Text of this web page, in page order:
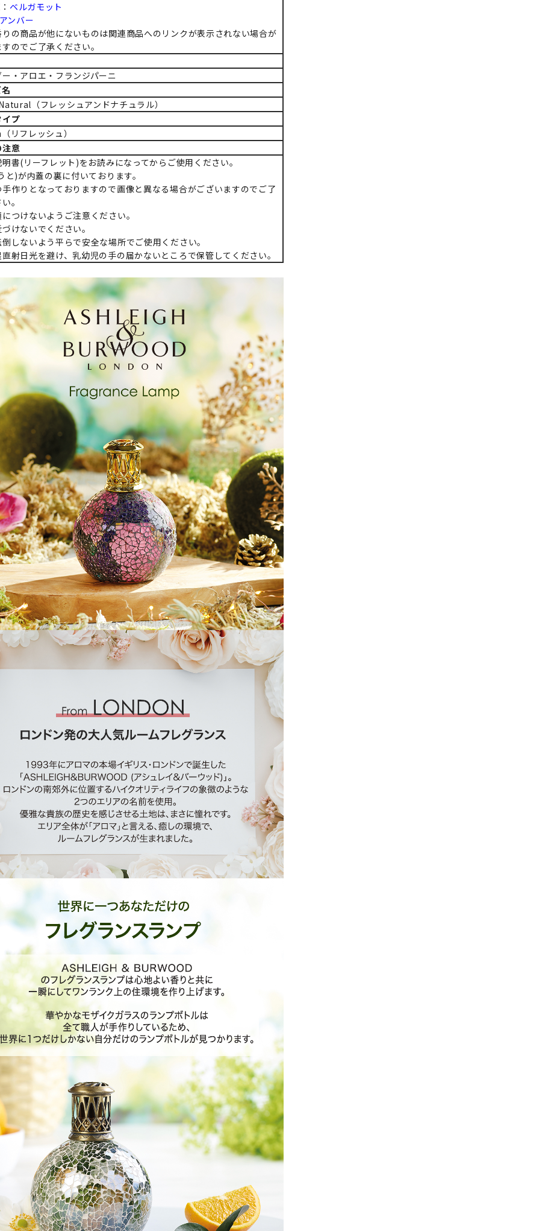
ベルガモット
アンバー
の商品が他にないものは関連商品へのリンクが表示されない場合が
のでご了承ください。
・アロエ・フランジパーニ
（フレッシュアンドナチュラル）
プ
リフレッシュ）
意
書(リーフレット)をお読みになってからご使用ください。
と)が内蓋の裏に付いております。
作りとなっておりますので画像と異なる場合がございますのでご了
。
つけないようご注意ください。
けないでください。
しないよう平らで安全な場所でご使用ください。
射日光を避け、乳幼児の手の届かないところで保管してください。